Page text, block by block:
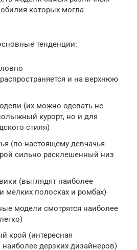
которых могла
тенденции:
и на верхнюю
(их можно одевать не
курорт, но и для
стиля)
(по-настоящему девчачья
сильно расклешенный низ
(выглядят наиболее
мелких полосках и ромбах)
модели смотрятся наиболее
крой (интересная
наиболее дерзких дизайнеров)